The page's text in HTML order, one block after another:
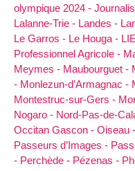
olympique 2024 -
Lalanne-Trie - Landes -
Le Garros - Le Houga -
Professionnel Agricole -
Meymes - Maubourguet -
- Monlezun-d’Armagnac -
Montestruc-sur-Gers -
Nogaro - Nord-Pas-de-
Occitan Gascon - Oiseau -
Passeurs d’Images -
- Perchède - Pézenas -